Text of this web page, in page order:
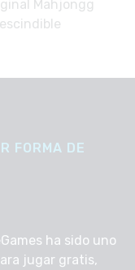
Mahjongg
FORMA DE
ha sido uno
jugar gratis,